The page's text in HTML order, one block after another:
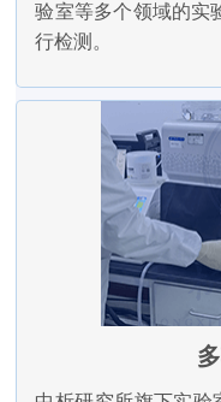
验室等多个领域的实
行检测。